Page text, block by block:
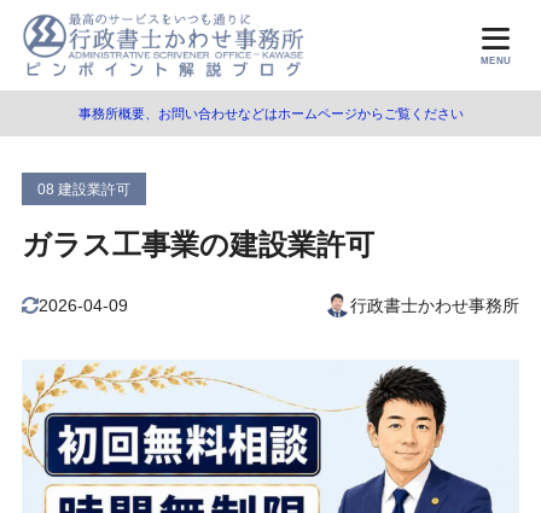
MENU
事務所概要、お問い合わせなどはホームページからご覧ください
08 建設業許可
ガラス工事業の建設業許可
2026-04-09 行政書士かわせ事務所
目次
1 ガラス工事業とは
1.1 ガラス工事業の内容
2.1 経営業務管理の要件
2.2
営業所技術者等（専任技術者）の要件
2.3.1 所定学科卒業者等
2.3.2 10年以上の実務経験者